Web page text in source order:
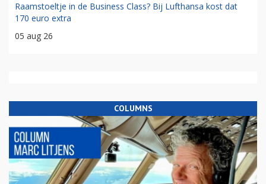
Raamstoeltje in de Business Class? Bij Lufthansa kost dat
170 euro extra
05 aug 26
COLUMNS